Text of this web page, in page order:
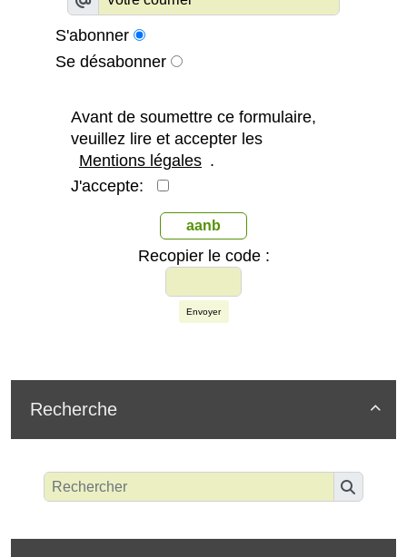
S'abonner
Se désabonner
Avant de soumettre ce formulaire,
veuillez lire et accepter les
Mentions légales .
J'accepte:
aanb
Recopier le code :
Envoyer

Recherche